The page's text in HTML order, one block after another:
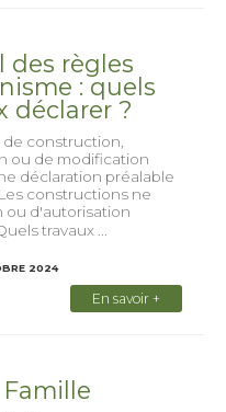
des règles
: quels
déclarer ?
de construction,
ou de modification
déclaration préalable
constructions ne
ou d'autorisation
travaux ...
2024
En savoir +